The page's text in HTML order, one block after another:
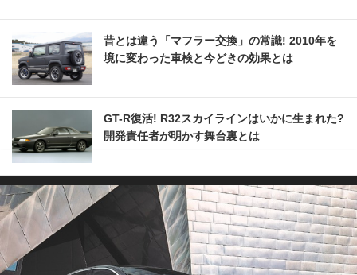
昔とは違う「マフラー交換」の常識! 2010年を
境に変わった車検と今どきの効果とは
GT-R復活! R32スカイラインはいかに生まれた?
開発責任者が明かす舞台裏とは